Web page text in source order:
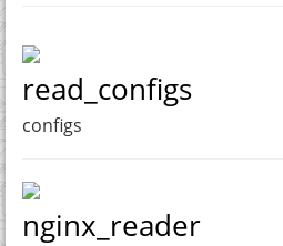
read_configs
configs
nginx_reader